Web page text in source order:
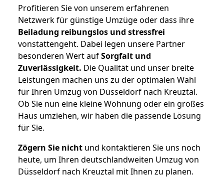
Profitieren Sie von unserem erfahrenen
Netzwerk für günstige Umzüge oder dass ihre
Beiladung reibungslos und stressfrei
vonstattengeht. Dabei legen unsere Partner
besonderen Wert aufSorgfalt und
Zuverlässigkeit. Die Qualität und unser breite
Leistungen machen uns zu der optimalen Wahl
für Ihren Umzug von Düsseldorf nach Kreuztal.
Ob Sie nun eine kleine Wohnung oder ein großes
Haus umziehen, wir haben die passende Lösung
für Sie.
Zögern Sie nicht und kontaktieren Sie uns noch
heute, um Ihren deutschlandweiten Umzug von
Düsseldorf nach Kreuztal mit Ihnen zu planen.